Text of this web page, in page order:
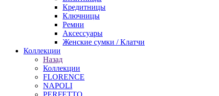
Кредитницы
Ключницы
Ремни
Аксессуары
Женские сумки / Клатчи
Коллекции
Назад
Коллекции
FLORENCE
NAPOLI
PERFETTO